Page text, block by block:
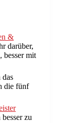
&
darüber,
besser mit
das
die fünf
zu